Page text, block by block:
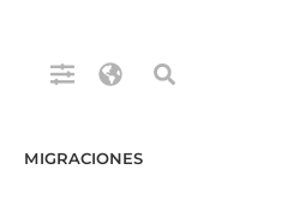
MIGRACIONES